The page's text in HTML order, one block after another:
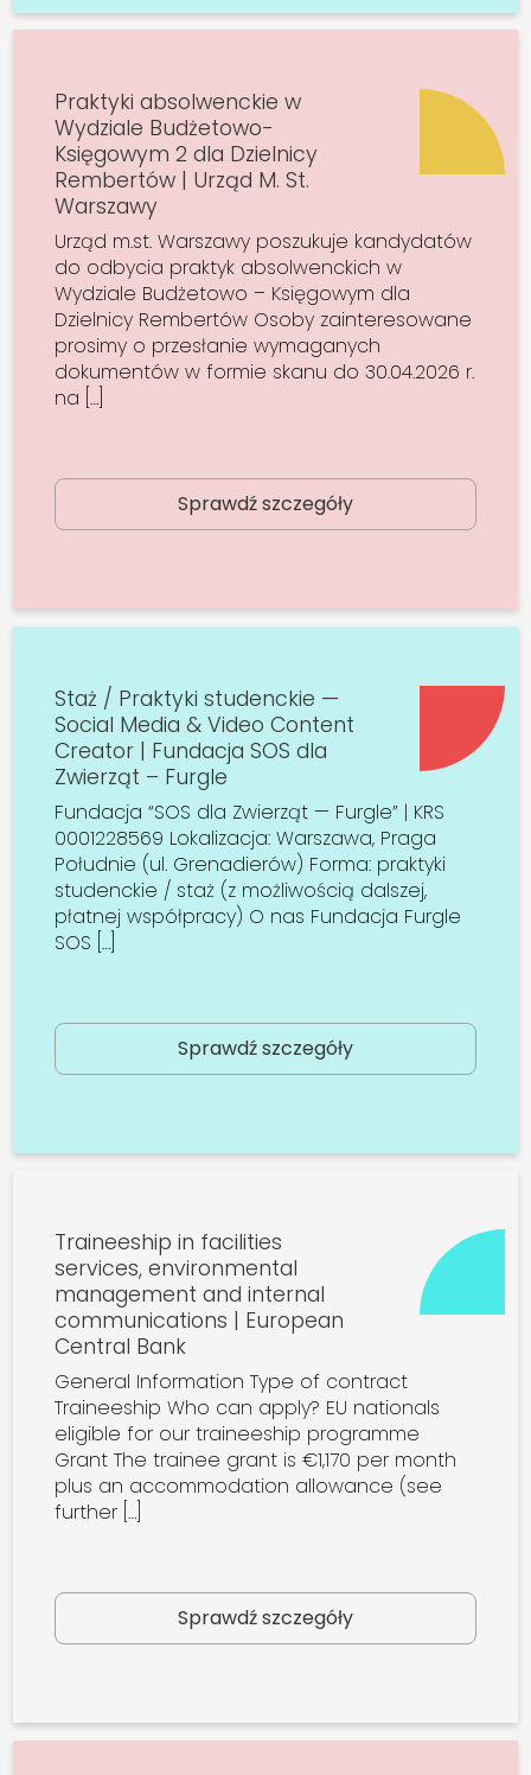
Praktyki absolwenckie w
Wydziale Budżetowo-
Księgowym 2 dla Dzielnicy
Rembertów | Urząd M. St.
Warszawy
Urząd m.st. Warszawy poszukuje kandydatów
do odbycia praktyk absolwenckich w
Wydziale Budżetowo – Księgowym dla
Dzielnicy Rembertów Osoby zainteresowane
prosimy o przesłanie wymaganych
dokumentów w formie skanu do 30.04.2026 r.
na […]
Sprawdź szczegóły
Staż / Praktyki studenckie —
Social Media & Video Content
Creator | Fundacja SOS dla
Zwierząt – Furgle
Fundacja “SOS dla Zwierząt — Furgle” | KRS
0001228569 Lokalizacja: Warszawa, Praga
Południe (ul. Grenadierów) Forma: praktyki
studenckie / staż (z możliwością dalszej,
płatnej współpracy) O nas Fundacja Furgle
SOS […]
Sprawdź szczegóły
Traineeship in facilities
services, environmental
management and internal
communications | European
Central Bank
General Information Type of contract
Traineeship Who can apply? EU nationals
eligible for our traineeship programme
Grant The trainee grant is €1,170 per month
plus an accommodation allowance (see
further […]
Sprawdź szczegóły